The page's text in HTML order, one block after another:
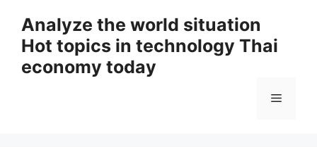
content
Analyze the world situation
Hot topics in technology Thai
economy today
Menu